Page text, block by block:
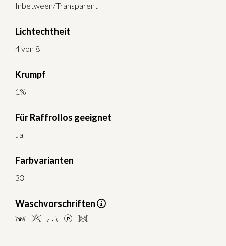
Inbetween/Transparent
Lichtechtheit
4 von 8
Krumpf
1%
Für Raffrollos geeignet
Ja
Farbvarianten
33
Waschvorschriften
mHDLU